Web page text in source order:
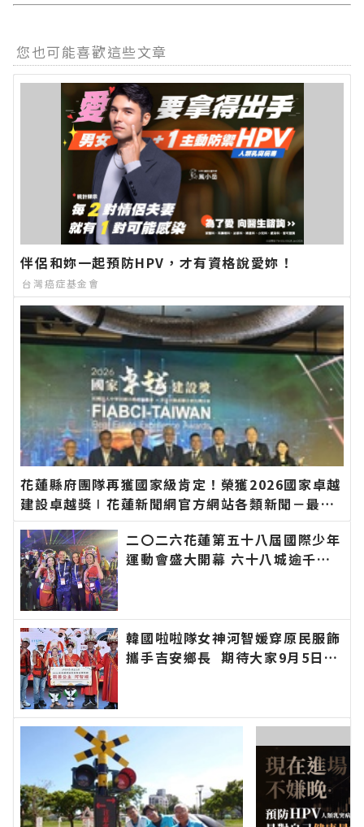
您也可能喜歡這些文章
伴侶和妳一起預防HPV，才有資格說愛妳！
台灣癌症基金會
花蓮縣府團隊再獲國家級肯定！榮獲2026國家卓越
建設卓越獎∣花蓮新聞網官方網站各類新聞－最快
速的今日新聞報導 最新的在地資訊！
二〇二六花蓮第五十八屆國際少年
運動會盛大開幕 六十八城逾千選
最新的在地資訊！
韓國啦啦隊女神河智媛穿原民服飾
攜手吉安鄉長 期待大家9月5日參
站各類新聞－最快速的今日新聞報
導 最新的在地資訊！